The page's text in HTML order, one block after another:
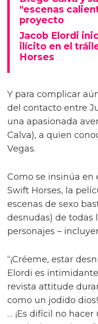
Basada en el libro
Swift Horses sigue
(Daisy Edgar-
Muriel anhelando
Diego Calva y
"escenas
proyecto
Jacob Elordi
ilícito en el
Y para complicar
del contacto entre
una apasionada
Calva), a quien
Como se insinúa
Swift Horses, la
escenas de sexo
desnudas) de todas